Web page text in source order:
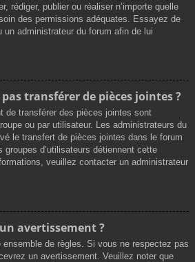
rédiger, publier ou réaliser n’importe quelle
des permissions adéquates. Essayez de
un administrateur du forum afin de lui
transférer de pièces jointes ?
de transférer des pièces jointes sont
ou par utilisateur. Les administrateurs du
le transfert de pièces jointes dans le forum
d’utilisateurs détiennent cette
veuillez contacter un administrateur
avertissement ?
ensemble de règles. Si vous ne respectez pas
un avertissement. Veuillez noter que